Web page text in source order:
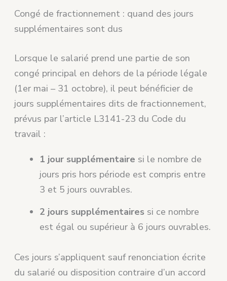
Congé de fractionnement : quand des jours
supplémentaires sont dus
Lorsque le salarié prend une partie de son
congé principal en dehors de la période légale
(1er mai – 31 octobre), il peut bénéficier de
jours supplémentaires dits de fractionnement,
prévus par l’article L3141-23 du Code du
travail :
1 jour supplémentaire si le nombre de
jours pris hors période est compris entre
3 et 5 jours ouvrables.
2 jours supplémentaires si ce nombre
est égal ou supérieur à 6 jours ouvrables.
Ces jours s’appliquent sauf renonciation écrite
du salarié ou disposition contraire d’un accord